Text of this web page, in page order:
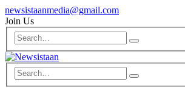
newsistaanmedia@gmail.com
Join Us